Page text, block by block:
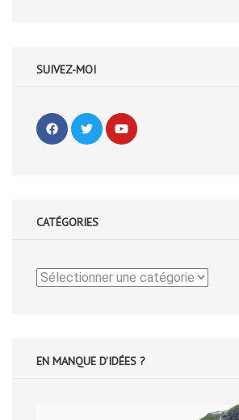
SUIVEZ-MOI
CATÉGORIES
Catégories
EN MANQUE D'IDÉES ?